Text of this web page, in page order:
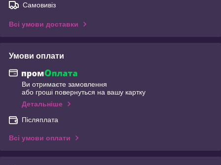
Самовивіз
Всі умови доставки
Умови оплати
Ви отримаєте замовлення
або гроші повернуться на вашу картку
Детальніше
Післяплата
Всі умови оплати